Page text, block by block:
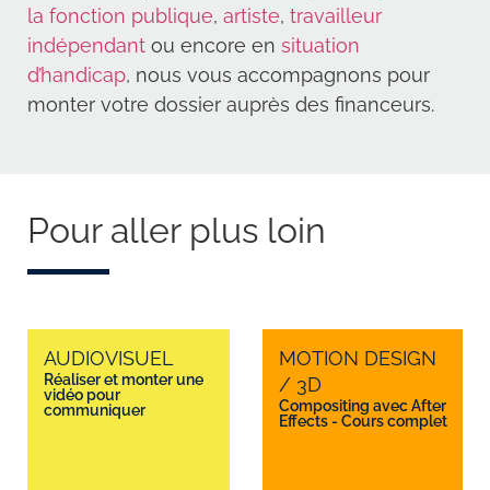
la fonction publique, artiste, travailleur
indépendant ou encore en situation
d’handicap, nous vous accompagnons pour
monter votre dossier auprès des financeurs.
Pour aller plus loin
AUDIOVISUEL
Réaliser et monter une
vidéo pour
communiquer
MOTION DESIGN
/ 3D
Compositing avec After
Effects - Cours complet